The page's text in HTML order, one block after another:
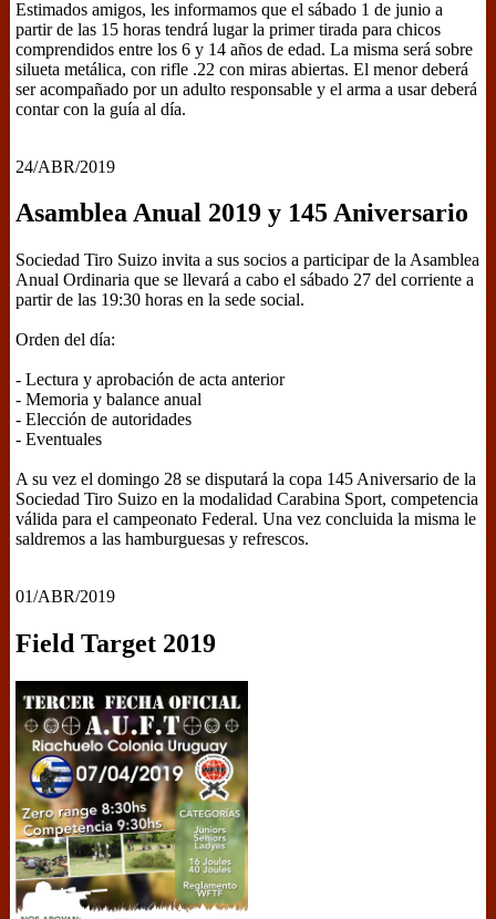
Estimados amigos, les informamos que el sábado 1 de junio a
partir de las 15 horas tendrá lugar la primer tirada para chicos
comprendidos entre los 6 y 14 años de edad. La misma será sobre
silueta metálica, con rifle .22 con miras abiertas. El menor deberá
ser acompañado por un adulto responsable y el arma a usar deberá
contar con la guía al día.
24/ABR/2019
Asamblea Anual 2019 y 145 Aniversario
Sociedad Tiro Suizo invita a sus socios a participar de la Asamblea
Anual Ordinaria que se llevará a cabo el sábado 27 del corriente a
partir de las 19:30 horas en la sede social.
Orden del día:
- Lectura y aprobación de acta anterior
- Memoria y balance anual
- Elección de autoridades
- Eventuales
A su vez el domingo 28 se disputará la copa 145 Aniversario de la
Sociedad Tiro Suizo en la modalidad Carabina Sport, competencia
válida para el campeonato Federal. Una vez concluida la misma le
saldremos a las hamburguesas y refrescos.
01/ABR/2019
Field Target 2019